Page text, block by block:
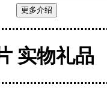
更多介绍
实物礼品